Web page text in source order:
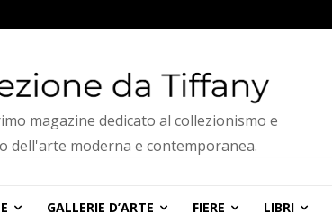
magazine dedicato al collezionismo e
dell'arte moderna e contemporanea.
GALLERIE D’ARTE FIERE LIBRI